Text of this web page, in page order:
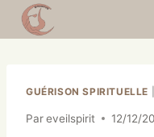
GUÉRISON SPIRITUELLE
Pareveilspirit 12/12/